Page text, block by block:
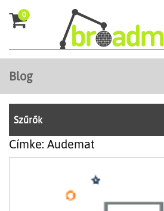
0
Blog
Szűrők
Címke: Audemat